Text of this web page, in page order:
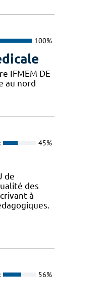
100%
IFMEM DE
au nord
45%
de
des
à
56%